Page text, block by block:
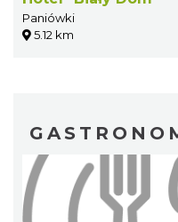
Paniówki
5.12 km